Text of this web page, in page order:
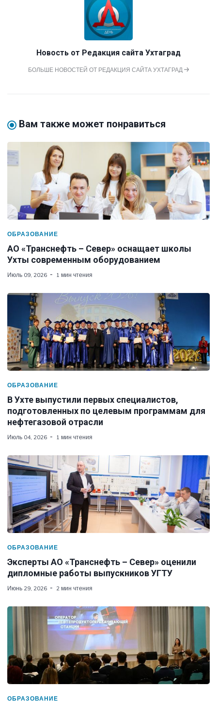
Новость от Редакция сайта Ухтаград
БОЛЬШЕ НОВОСТЕЙ ОТ РЕДАКЦИЯ САЙТА УХТАГРАД
Вам также может понравиться
ОБРАЗОВАНИЕ
АО «Транснефть – Север» оснащает школы
Ухты современным оборудованием
Июль 09, 2026 1 мин чтения
ОБРАЗОВАНИЕ
В Ухте выпустили первых специалистов,
подготовленных по целевым программам для
нефтегазовой отрасли
Июль 04, 2026 1 мин чтения
ОБРАЗОВАНИЕ
Эксперты АО «Транснефть – Север» оценили
дипломные работы выпускников УГТУ
Июнь 29, 2026 2 мин чтения
ОБРАЗОВАНИЕ